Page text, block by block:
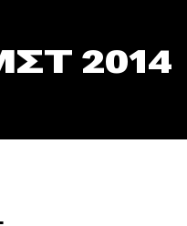
2014